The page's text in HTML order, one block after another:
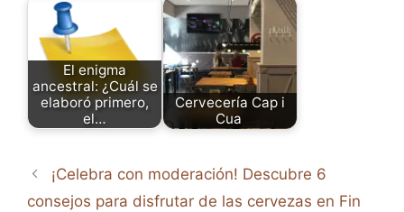
El enigma
ancestral: ¿Cuál se
elaboró primero,
el…
Cervecería Cap i
Cua
¡Celebra con moderación! Descubre 6
consejos para disfrutar de las cervezas en Fin